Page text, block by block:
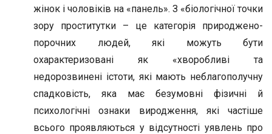
жінок і чоловіків на «панель». З «біологічної точки
зору проститутки – це категорія природжено-
порочних людей, які можуть бути
охарактеризовані як «хворобливі та
недорозвинені істоти, які мають неблагополучну
спадковість, яка має безумовні фізичні й
психологічні ознаки виродження, які частіше
всього проявляються у відсутності уявлень про